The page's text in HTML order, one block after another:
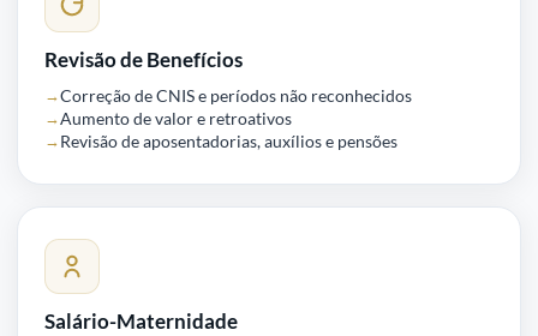
Revisão de Benefícios
Correção de CNIS e períodos não reconhecidos
Aumento de valor e retroativos
Revisão de aposentadorias, auxílios e pensões
Salário-Maternidade